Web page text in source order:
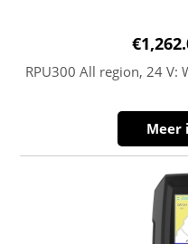
€
RPU300 All region, 24
Meer